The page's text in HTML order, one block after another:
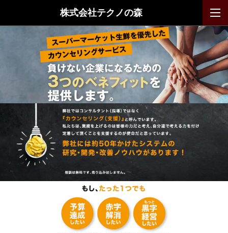
株式会社テクノの森